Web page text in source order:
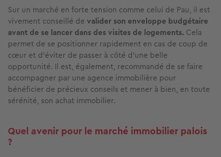
Sur un marché en forte tension comme celui de Pau, il est
vivement conseillé de valider son enveloppe budgétaire
avant de se lancer dans des visites de logements. Cela
permet de se positionner rapidement en cas de coup de
cœur et d’éviter de passer à côté d’une belle
opportunité. Il est, également, recommandé de se faire
accompagner par une agence immobilière pour
bénéficier de précieux conseils et mener à bien, en toute
sérénité, son achat immobilier.
Quel avenir pour le marché immobilier palois
?